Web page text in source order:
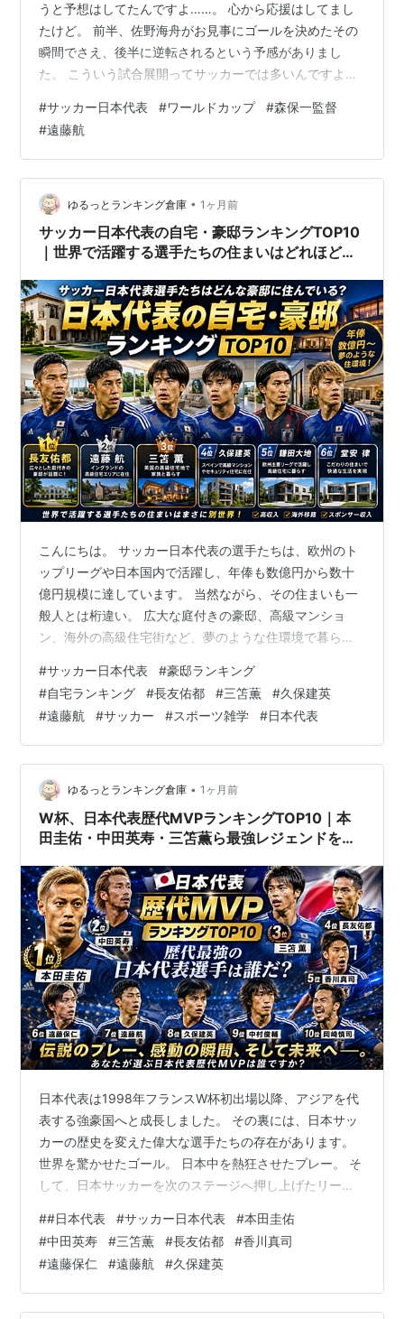
うと予想はしてたんですよ……。 心から応援はしてまし
たけど。 前半、佐野海舟がお見事にゴールを決めたその
瞬間でさえ、後半に逆転されるという予感がありまし
た。 こういう試合展開ってサッカーでは多いんですよ。
けど。 後半の大部分は、もう時間の問題でした。 日本の
監督は、延長に持ち込み最後はPKで仕留める準備をして
いたようですが、そううまくはいきませんでした。 延長
に入っていたら、どんなチームだったのか見たかったで
すけど、それは見られませんでした。 ケガのない、元気
な遠藤航選手がいたら……最後の最…
#サッカー日本代表 #ワールドカップ #森保一監督
#遠藤航
ゆるっとランキング倉庫 • 1ヶ月前
サッカー日本代表の自宅・豪邸ランキングTOP10
｜世界で活躍する選手たちの住まいはどれほど豪
こんにちは。 サッカー日本代表の選手たちは、欧州のト
ップリーグや日本国内で活躍し、年俸も数億円から数十
億円規模に達しています。 当然ながら、その住まいも一
般人とは桁違い。 広大な庭付きの豪邸、高級マンショ
ン、海外の高級住宅街など、夢のような住環境で暮らし
ディア報道をもとに、日本代表選手たちの「豪邸・自宅
ランキング」を紹介します。 ※住所などのプライベート
情報は掲載していません。 日本代表の自宅・豪邸ランキ
ングTOP10 🥇1位 長友佑都 推定資産価値：数億円規模
日本代表のレジェンドである長友佑都選手。 妻の平愛梨
さんがSNSなどで公開した自…
#サッカー日本代表 #豪邸ランキング
#自宅ランキング #長友佑都 #三笘薫 #久保建英
#遠藤航 #サッカー #スポーツ雑学 #日本代表
ゆるっとランキング倉庫 • 1ヶ月前
W杯、日本代表歴代MVPランキングTOP10｜本
田圭佑・中田英寿・三笘薫ら最強レジェンドを徹
日本代表は1998年フランスW杯初出場以降、アジアを代
表する強豪国へと成長しました。 その裏には、日本サッ
カーの歴史を変えた偉大な選手たちの存在があります。
世界を驚かせたゴール。 日本中を熱狂させたプレー。 そ
して、日本サッカーを次のステージへ押し上げたリーダ
TOP10 を発表します！ 歴代最強の日本代表選手は誰なの
か？ さっそく見ていきましょう。 🥇 第1位 本田圭佑 日
本代表MVPと言えば、この男。 W杯3大会連続ゴール W
杯通算4得点3アシスト 2010年、2018年の躍進の中心 ビ
ッグマウスと呼ばれながらも、有言実行で結果を残し
##日本代表 #サッカー日本代表 #本田圭佑
#中田英寿 #三笘薫 #長友佑都 #香川真司
#遠藤保仁 #遠藤航 #久保建英